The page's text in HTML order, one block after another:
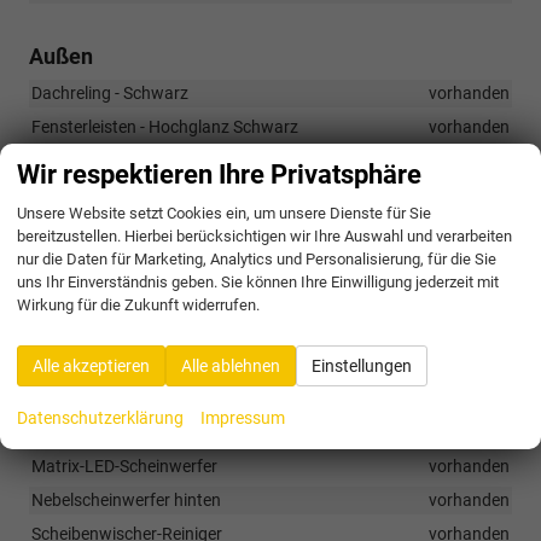
Außen
Dachreling - Schwarz
vorhanden
Fensterleisten - Hochglanz Schwarz
vorhanden
Allwetterlicht sowie Abbiegelicht
Außenspiegel in Schwarz lackiert
Elektrisch einklappbare Außenspiegel mit Memory-Funktion
vorhanden
Elektrische Heckklappe mit virtueller Bedienung (Virtual Pedal)
Frontgrill mit glänzend schwarzen Leisten und Lamellen
Lichtleiste im Frontgrill
Matrix-LED-Scheinwerfer
vorhanden
Nebelscheinwerfer hinten
vorhanden
Scheibenwischer-Reiniger
vorhanden
Wir respektieren Ihre Privatsphäre
Unsere Website setzt Cookies ein, um unsere Dienste für Sie
bereitzustellen. Hierbei berücksichtigen wir Ihre Auswahl und verarbeiten
nur die Daten für Marketing, Analytics und Personalisierung, für die Sie
uns Ihr Einverständnis geben. Sie können Ihre Einwilligung jederzeit mit
Wirkung für die Zukunft widerrufen.
Alle akzeptieren Alle ablehnen Einstellungen
Datenschutzerklärung Impressum